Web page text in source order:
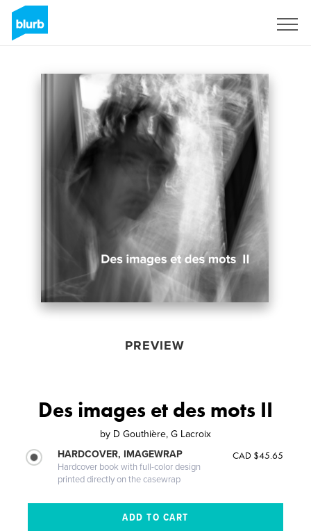
PREVIEW
Des images et des mots II
by D Gouthière, G Lacroix
HARDCOVER, IMAGEWRAP
Hardcover book with full-color design
printed directly on the casewrap
CAD $45.65